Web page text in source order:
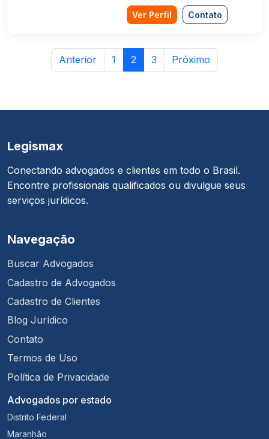
Ver Perfil Contato
Anterior 1 2 3 Próximo
Legismax
Conectando advogados e clientes em todo o Brasil.
Encontre profissionais qualificados ou divulgue seus
serviços jurídicos.
Navegação
Buscar Advogados
Cadastro de Advogados
Cadastro de Clientes
Blog Jurídico
Contato
Termos de Uso
Política de Privacidade
Advogados por estado
Distrito Federal
Maranhão